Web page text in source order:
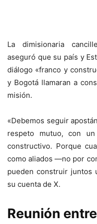
La dimisionaria
aseguró que su país y
diálogo «franco y
y Bogotá llamaran a
misión.
«Debemos seguir
respeto mutuo, con
constructivo. Porque
como aliados —no por
pueden construir juntos
su cuenta de X.
Reunión